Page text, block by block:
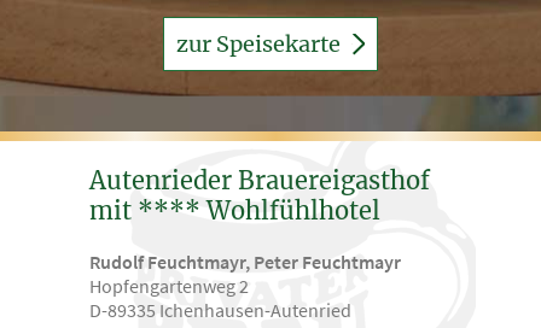
zur Speisekarte
Autenrieder Brauereigasthof
mit **** Wohlfühlhotel
Rudolf Feuchtmayr, Peter Feuchtmayr
Hopfengartenweg 2
D-89335 Ichenhausen-Autenried